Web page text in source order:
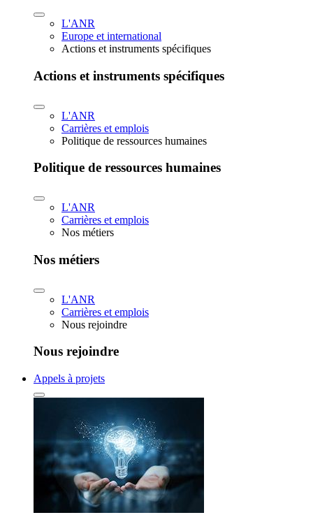
L'ANR
Europe et international
Actions et instruments spécifiques
Actions et instruments spécifiques
L'ANR
Carrières et emplois
Politique de ressources humaines
Politique de ressources humaines
L'ANR
Carrières et emplois
Nos métiers
Nos métiers
L'ANR
Carrières et emplois
Nous rejoindre
Nous rejoindre
Appels à projets